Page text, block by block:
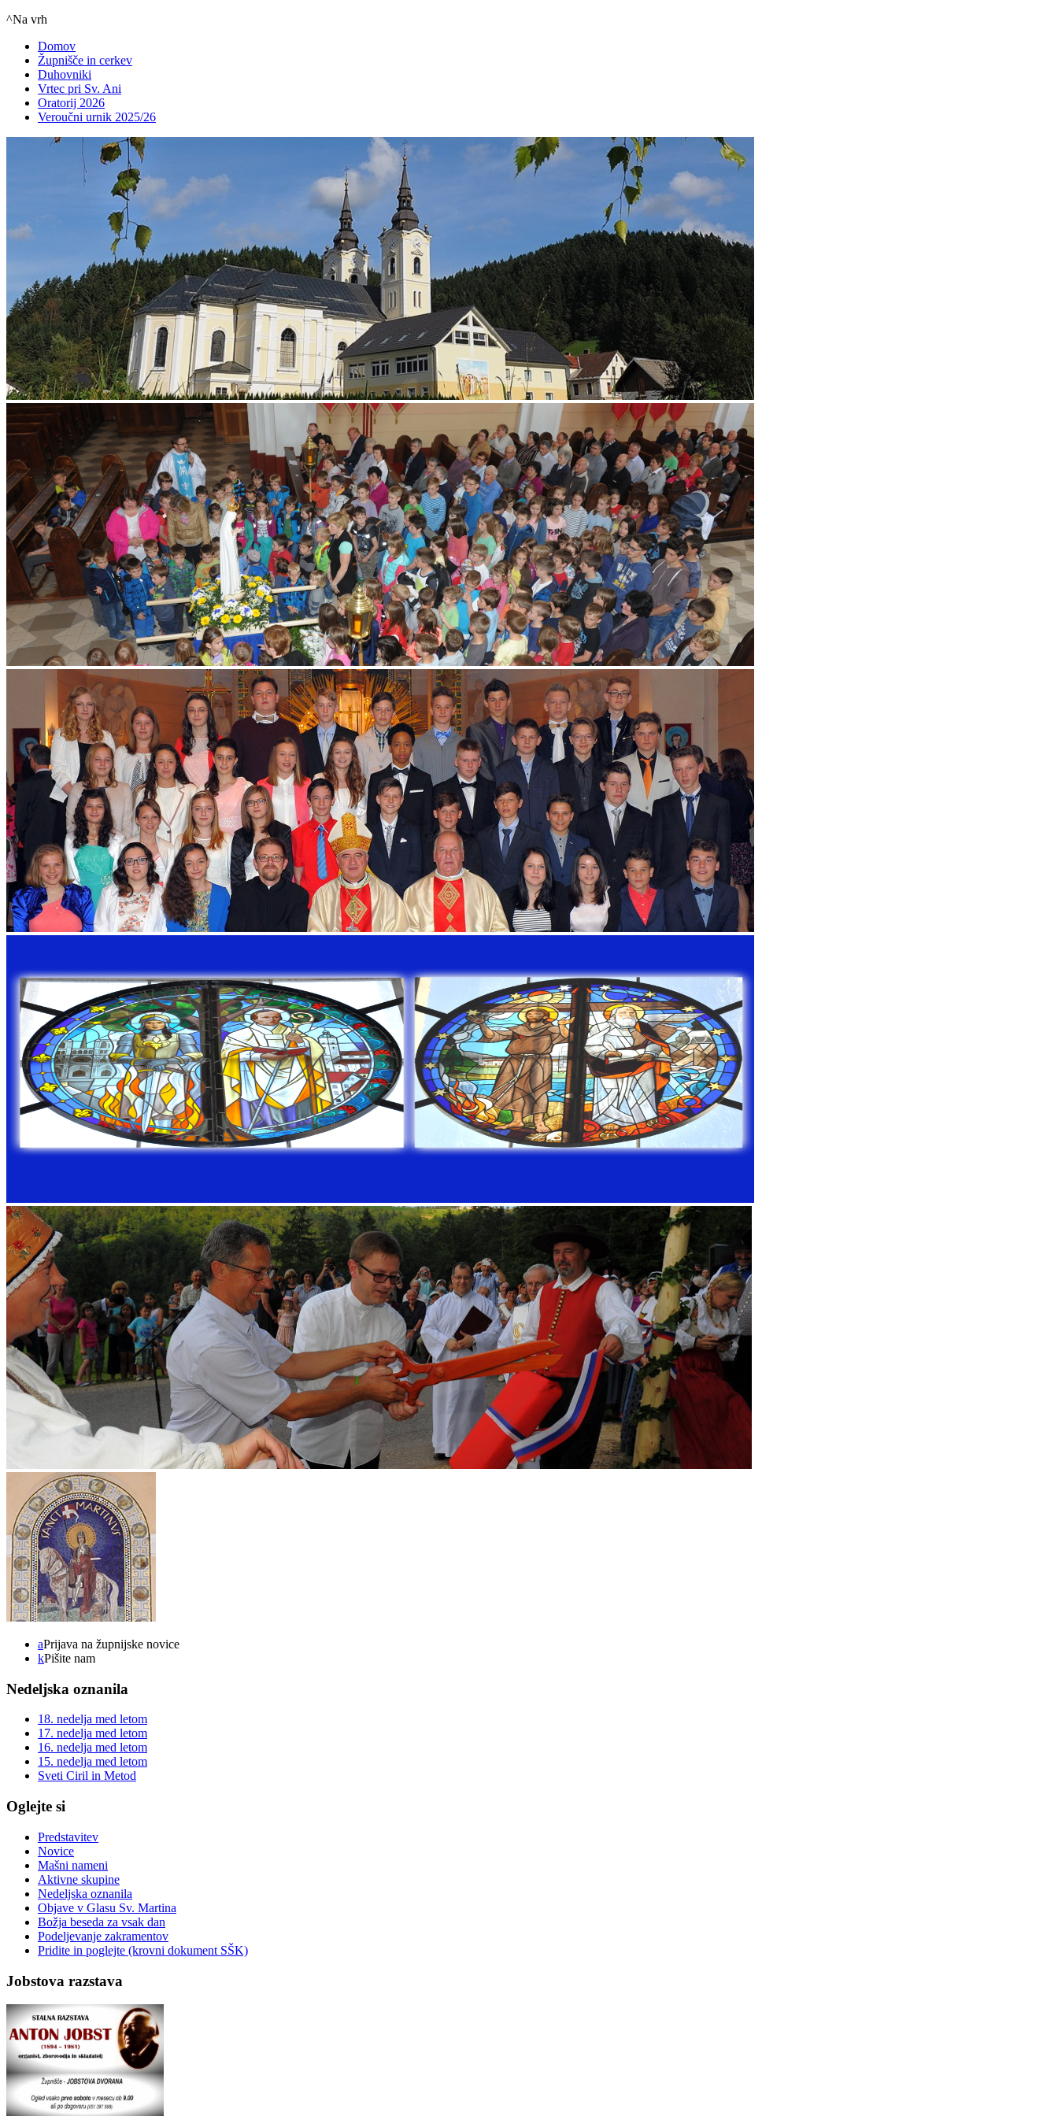
^Na vrh
Domov
Župnišče in cerkev
Duhovniki
Vrtec pri Sv. Ani
Oratorij 2026
Veroučni urnik 2025/26
aPrijava na župnijske novice
kPišite nam
Nedeljska oznanila
18. nedelja med letom
17. nedelja med letom
16. nedelja med letom
15. nedelja med letom
Sveti Ciril in Metod
Oglejte si
Predstavitev
Novice
Mašni nameni
Aktivne skupine
Nedeljska oznanila
Objave v Glasu Sv. Martina
Božja beseda za vsak dan
Podeljevanje zakramentov
Pridite in poglejte (krovni dokument SŠK)
Jobstova razstava